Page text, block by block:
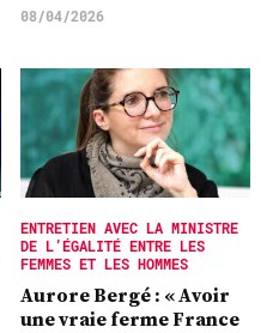
08/04/2026
ENTRETIEN AVEC LA MINISTRE
DE L’ÉGALITÉ ENTRE LES
FEMMES ET LES HOMMES
Aurore Bergé : « Avoir
une vraie ferme France